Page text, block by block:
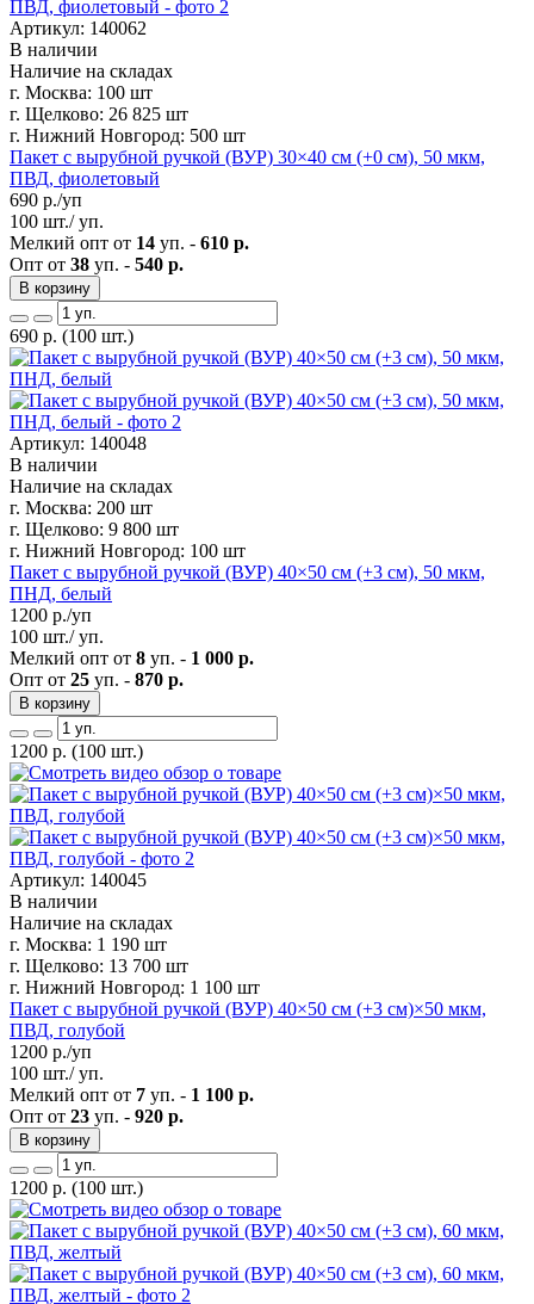
Артикул: 140062
В наличии
Наличие на складах
г. Москва: 100 шт
г. Щелково: 26 825 шт
г. Нижний Новгород: 500 шт
Пакет с вырубной ручкой (ВУР) 30×40 см (+0 см), 50 мкм,
ПВД, фиолетовый
690 р./уп
100 шт./ уп.
Мелкий опт от 14 уп. - 610 р.
Опт от 38 уп. - 540 р.
В корзину
690 р. (100 шт.)
Артикул: 140048
В наличии
Наличие на складах
г. Москва: 200 шт
г. Щелково: 9 800 шт
г. Нижний Новгород: 100 шт
Пакет с вырубной ручкой (ВУР) 40×50 см (+3 см), 50 мкм,
ПНД, белый
1200 р./уп
100 шт./ уп.
Мелкий опт от 8 уп. - 1 000 р.
Опт от 25 уп. - 870 р.
В корзину
1200 р. (100 шт.)
Артикул: 140045
В наличии
Наличие на складах
г. Москва: 1 190 шт
г. Щелково: 13 700 шт
г. Нижний Новгород: 1 100 шт
Пакет с вырубной ручкой (ВУР) 40×50 см (+3 см)×50 мкм,
ПВД, голубой
1200 р./уп
100 шт./ уп.
Мелкий опт от 7 уп. - 1 100 р.
Опт от 23 уп. - 920 р.
В корзину
1200 р. (100 шт.)